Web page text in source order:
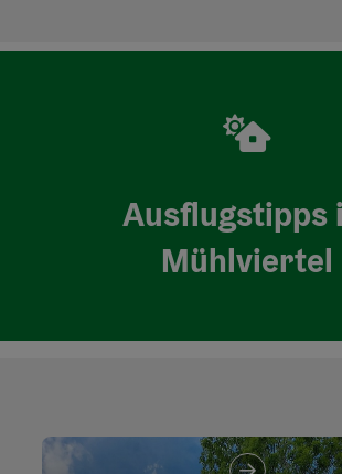
Ausflugstipps
Mühlviertel